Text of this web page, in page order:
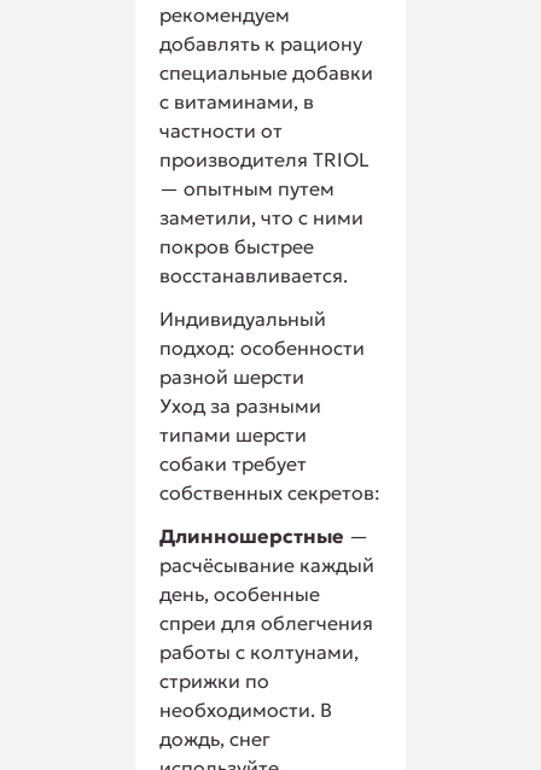
рекомендуем
добавлять к рациону
специальные добавки
с витаминами, в
частности от
производителя TRIOL
— опытным путем
заметили, что с ними
покров быстрее
восстанавливается.
Индивидуальный
подход: особенности
разной шерсти
Уход за разными
типами шерсти
собаки требует
собственных секретов:
Длинношерстные —
расчёсывание каждый
день, особенные
спреи для облегчения
работы с колтунами,
стрижки по
необходимости. В
дождь, снег